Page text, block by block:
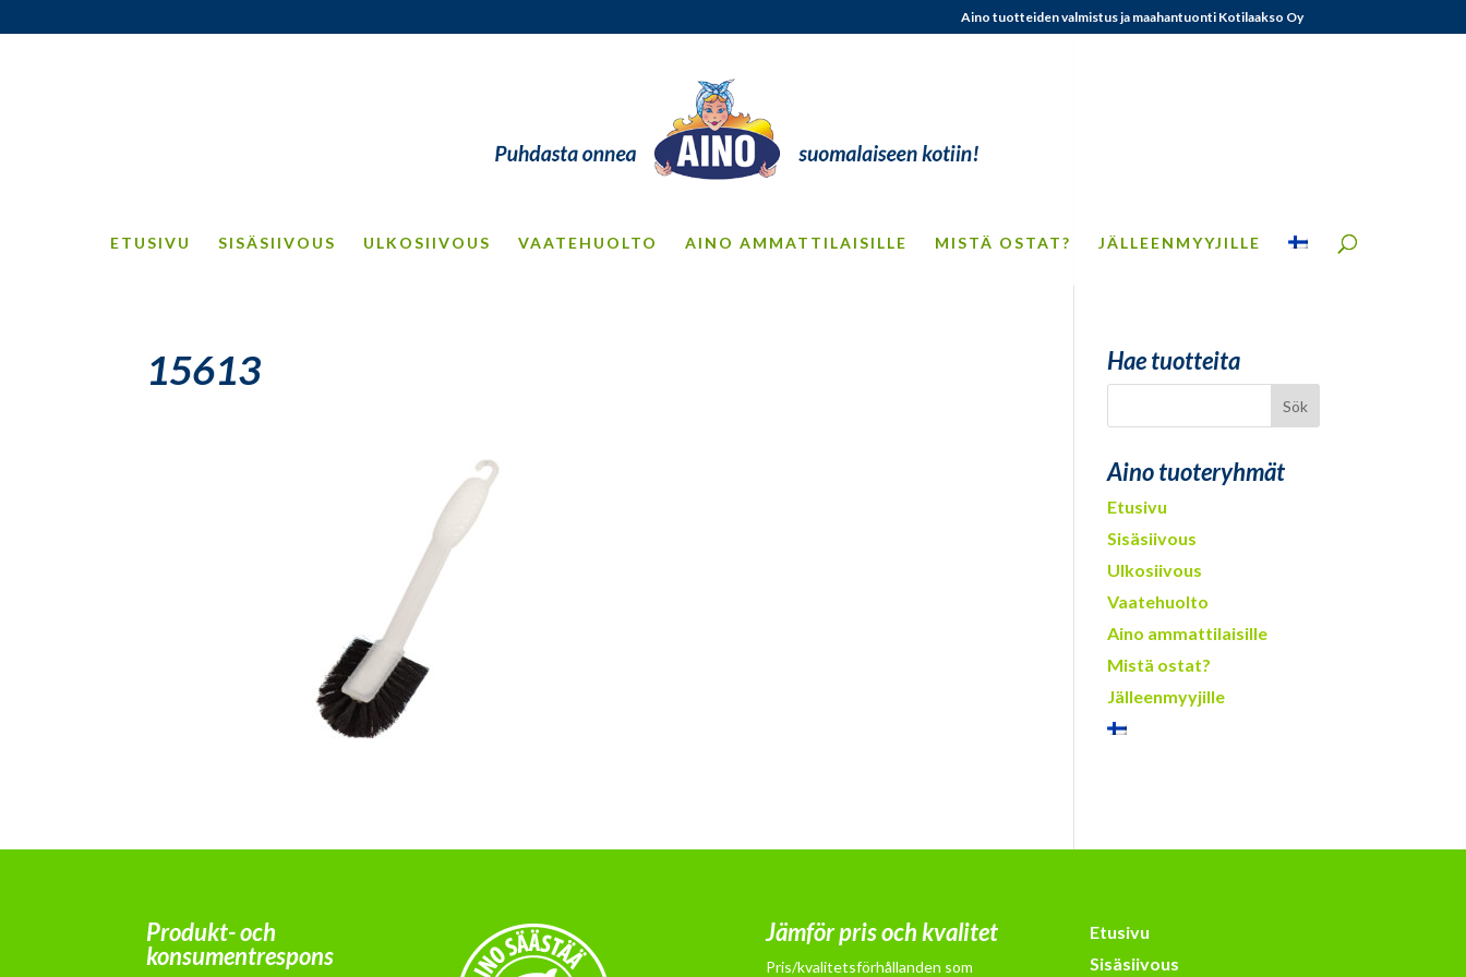
Aino tuotteiden valmistus ja maahantuonti Kotilaakso Oy
ETUSIVU SISÄSIIVOUS ULKOSIIVOUS VAATEHUOLTO AINO AMMATTILAISILLE MISTÄ OSTAT? JÄLLEENMYYJILLE
15613 Hae tuotteita
Aino tuoteryhmät
Etusivu
Sisäsiivous
Ulkosiivous
Vaatehuolto
Aino ammattilaisille
Mistä ostat?
Jälleenmyyjille
Produkt- och
konsumentrespons
Jämför pris och kvalitet
Pris/kvalitetsförhållanden som
Etusivu
Sisäsiivous